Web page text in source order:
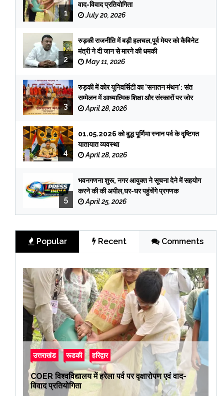
1
वाद-विवाद प्रतियोगिता
July 20, 2026
2
रुड़की राजनीति में बड़ी हलचल,पूर्व मेयर को कैबिनेट
मंत्री ने दी जान से मारने की धमकी
May 11, 2026
3
रुड़की में कोर यूनिवर्सिटी का ‘सनातन मंथन’: संत
सम्मेलन में आध्यात्मिक शिक्षा और संस्कारों पर जोर
April 28, 2026
4
01.05.2026 को बुद्ध पूर्णिमा स्नान पर्व के दृष्टिगत
यातायात व्यवस्था
April 28, 2026
5
भवनगणना शुरू, नगर आयुक्त ने सूचना देने में सहयोग
करने की की अपील,घर-घर पहुंचेंगे प्रगणक
April 25, 2026
Popular Recent Comments
उत्तराखंड रूडकी हरिद्वार
COER विश्वविद्यालय में हरेला पर्व पर वृक्षारोपण एवं वाद-
विवाद प्रतियोगिता